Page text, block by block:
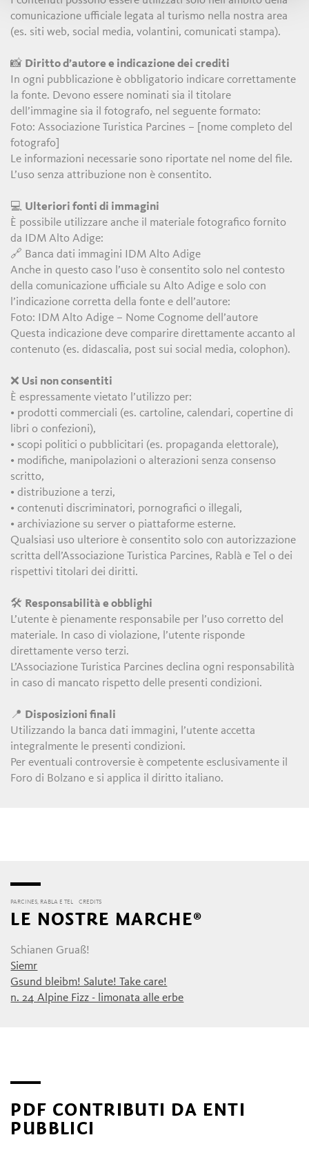
comunicazione ufficiale legata al turismo nella nostra area
(es. siti web, social media, volantini, comunicati stampa).
📸 Diritto d’autore e indicazione dei crediti
In ogni pubblicazione è obbligatorio indicare correttamente
la fonte. Devono essere nominati sia il titolare
dell’immagine sia il fotografo, nel seguente formato:
Foto: Associazione Turistica Parcines – [nome completo del
fotografo]
Le informazioni necessarie sono riportate nel nome del file.
L’uso senza attribuzione non è consentito.
💻 Ulteriori fonti di immagini
È possibile utilizzare anche il materiale fotografico fornito
da IDM Alto Adige:
🔗 Banca dati immagini IDM Alto Adige
Anche in questo caso l’uso è consentito solo nel contesto
della comunicazione ufficiale su Alto Adige e solo con
l’indicazione corretta della fonte e dell’autore:
Foto: IDM Alto Adige – Nome Cognome dell’autore
Questa indicazione deve comparire direttamente accanto al
contenuto (es. didascalia, post sui social media, colophon).
❌ Usi non consentiti
È espressamente vietato l’utilizzo per:
• prodotti commerciali (es. cartoline, calendari, copertine di
libri o confezioni),
• scopi politici o pubblicitari (es. propaganda elettorale),
• modifiche, manipolazioni o alterazioni senza consenso
scritto,
• distribuzione a terzi,
• contenuti discriminatori, pornografici o illegali,
• archiviazione su server o piattaforme esterne.
Qualsiasi uso ulteriore è consentito solo con autorizzazione
scritta dell’Associazione Turistica Parcines, Rablà e Tel o dei
rispettivi titolari dei diritti.
🛠️ Responsabilità e obblighi
L’utente è pienamente responsabile per l’uso corretto del
materiale. In caso di violazione, l’utente risponde
direttamente verso terzi.
L’Associazione Turistica Parcines declina ogni responsabilità
in caso di mancato rispetto delle presenti condizioni.
📍 Disposizioni finali
Utilizzando la banca dati immagini, l’utente accetta
integralmente le presenti condizioni.
Per eventuali controversie è competente esclusivamente il
Foro di Bolzano e si applica il diritto italiano.
PARCINES, RABLA E TEL CREDITS
LE NOSTRE MARCHE®
Schianen Gruaß!
Siemr
Gsund bleibm! Salute! Take care!
n. 24 Alpine Fizz - limonata alle erbe
PDF CONTRIBUTI DA ENTI
PUBBLICI